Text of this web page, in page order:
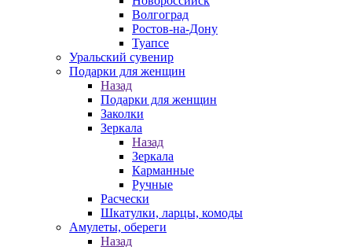
Волгоград
Ростов-на-Дону
Туапсе
Уральский сувенир
Подарки для женщин
Назад
Подарки для женщин
Заколки
Зеркала
Назад
Зеркала
Карманные
Ручные
Расчески
Шкатулки, ларцы, комоды
Амулеты, обереги
Назад